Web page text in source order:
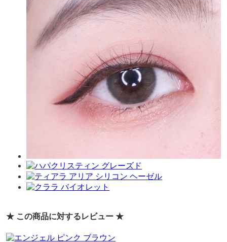
★ この商品に対するレビュー ★